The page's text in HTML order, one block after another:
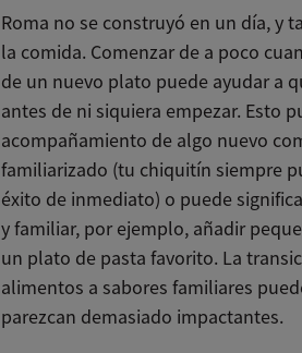
Roma no se construyó en un día, y
la comida. Comenzar de a poco
de un nuevo plato puede ayudar a
antes de ni siquiera empezar. Esto
acompañamiento de algo nuevo
familiarizado (tu chiquitín siempre
éxito de inmediato) o puede
y familiar, por ejemplo, añadir
un plato de pasta favorito. La
alimentos a sabores familiares
parezcan demasiado impactantes.